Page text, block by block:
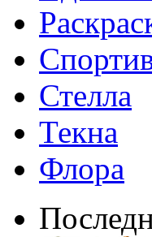
Стелла
Текна
Флора